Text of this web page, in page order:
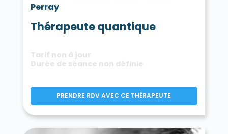
Perray
Thérapeute quantique
Tarif non à jour
Durée de séance non définie
PRENDRE RDV AVEC CE THÉRAPEUTE